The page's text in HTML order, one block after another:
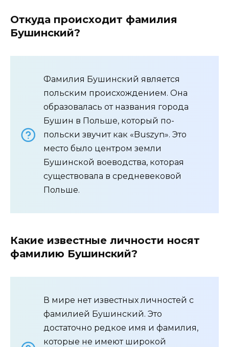
Откуда происходит фамилия
Бушинский?
Фамилия Бушинский является
польским происхождением. Она
образовалась от названия города
Бушин в Польше, который по-
польски звучит как «Buszyn». Это
место было центром земли
Бушинской воеводства, которая
существовала в средневековой
Польше.
Какие известные личности носят
фамилию Бушинский?
В мире нет известных личностей с
фамилией Бушинский. Это
достаточно редкое имя и фамилия,
которые не имеют широкой